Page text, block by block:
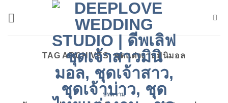
TAG ARCHIVES:ชุดแต่งงานมินิมอล
บทความ